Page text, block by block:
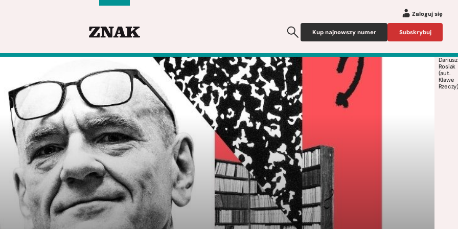
Zaloguj się
Kup najnowszy numer Subskrybuj
Dariusz
Rosiak
(aut.
Klawe
Rzeczy)